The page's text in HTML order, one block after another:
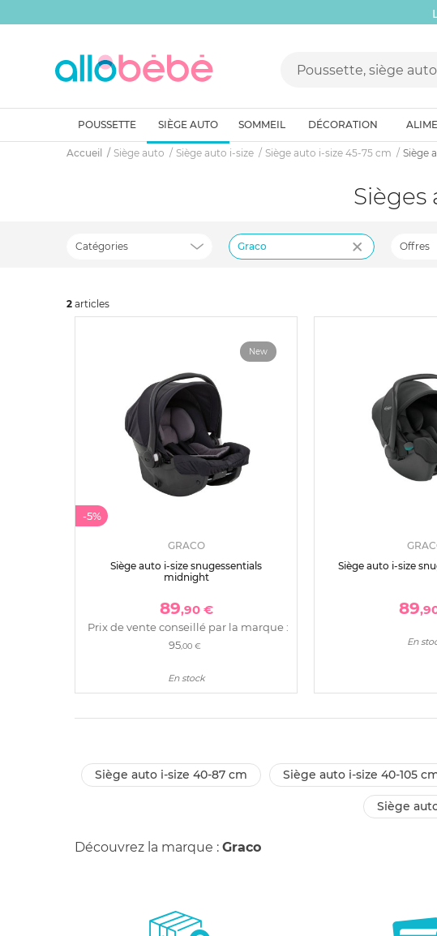
POUSSETTE SIÈGE AUTO SOMMEIL DÉCORATION
Accueil Siège auto Siège auto i-size Siège auto i-size 45-75 cm Siège
Catégories Graco Offres
2 articles
-5%
New
GRACO
Siège auto i-size snugessentials
midnight
89,90 €
Prix de vente conseillé par la marque :
95,00 €
En stock
Siège auto i-size
89
En
siège auto i-size 40-87 cm siège auto i-size 40-105
siège
Découvrez la marque : Graco